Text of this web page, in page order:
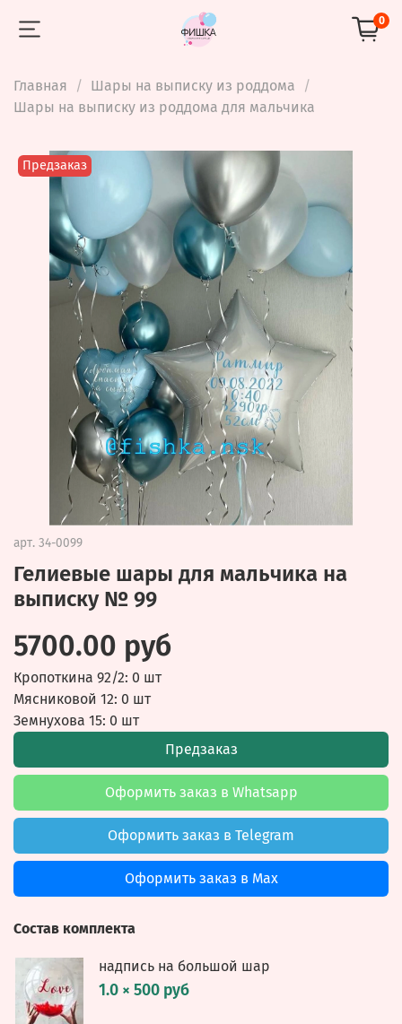
0
Главная
Шары на выписку из роддома
Шары на выписку из роддома для мальчика
Предзаказ
арт. 34-0099
Гелиевые шары для мальчика на
выписку № 99
5700.00 руб
Кропоткина 92/2: 0 шт
Мясниковой 12: 0 шт
Земнухова 15: 0 шт
Предзаказ
Оформить заказ в Whatsapp
Оформить заказ в Telegram
Оформить заказ в Max
Состав комплекта
надпись на большой шар
1.0 × 500 руб